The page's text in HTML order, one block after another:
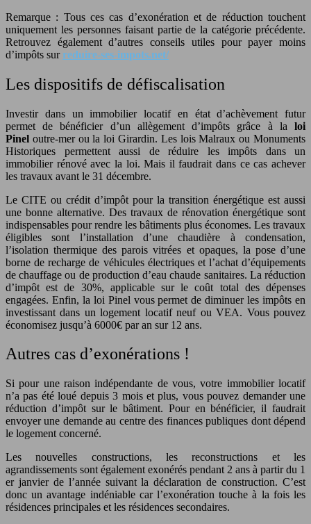
Remarque : Tous ces cas d’exonération et de réduction touchent
uniquement les personnes faisant partie de la catégorie précédente.
Retrouvez également d’autres conseils utiles pour payer moins
d’impôts sur reduire-ses-impots.net/
Les dispositifs de défiscalisation
Investir dans un immobilier locatif en état d’achèvement futur
permet de bénéficier d’un allègement d’impôts grâce à la loi
Pinel outre-mer ou la loi Girardin. Les lois Malraux ou Monuments
Historiques permettent aussi de réduire les impôts dans un
immobilier rénové avec la loi. Mais il faudrait dans ce cas achever
les travaux avant le 31 décembre.
Le CITE ou crédit d’impôt pour la transition énergétique est aussi
une bonne alternative. Des travaux de rénovation énergétique sont
indispensables pour rendre les bâtiments plus économes. Les travaux
éligibles sont l’installation d’une chaudière à condensation,
l’isolation thermique des parois vitrées et opaques, la pose d’une
borne de recharge de véhicules électriques et l’achat d’équipements
de chauffage ou de production d’eau chaude sanitaires. La réduction
d’impôt est de 30%, applicable sur le coût total des dépenses
engagées. Enfin, la loi Pinel vous permet de diminuer les impôts en
investissant dans un logement locatif neuf ou VEA. Vous pouvez
économisez jusqu’à 6000€ par an sur 12 ans.
Autres cas d’exonérations !
Si pour une raison indépendante de vous, votre immobilier locatif
n’a pas été loué depuis 3 mois et plus, vous pouvez demander une
réduction d’impôt sur le bâtiment. Pour en bénéficier, il faudrait
envoyer une demande au centre des finances publiques dont dépend
le logement concerné.
Les nouvelles constructions, les reconstructions et les
agrandissements sont également exonérés pendant 2 ans à partir du 1
er janvier de l’année suivant la déclaration de construction. C’est
donc un avantage indéniable car l’exonération touche à la fois les
résidences principales et les résidences secondaires.